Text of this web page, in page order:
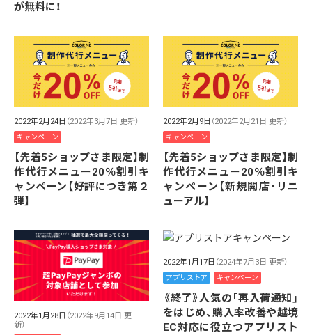
が無料に！
2022年2月24日 （2022年3月7日 更新）
キャンペーン
【先着5ショップさま限定】制
作代行メニュー20％割引キ
ャンペーン【好評につき第２
弾】
2022年2月9日 （2022年2月21日 更新）
キャンペーン
【先着5ショップさま限定】制
作代行メニュー20％割引キ
ャンペーン【新規開店・リニ
ューアル】
2022年1月28日 （2022年9月14日 更
新）
2022年1月17日 （2024年7月3日 更新）
アプリストア キャンペーン
《終了》人気の「再入荷通知」
をはじめ、購入率改善や越境
EC対応に役立つアプリスト